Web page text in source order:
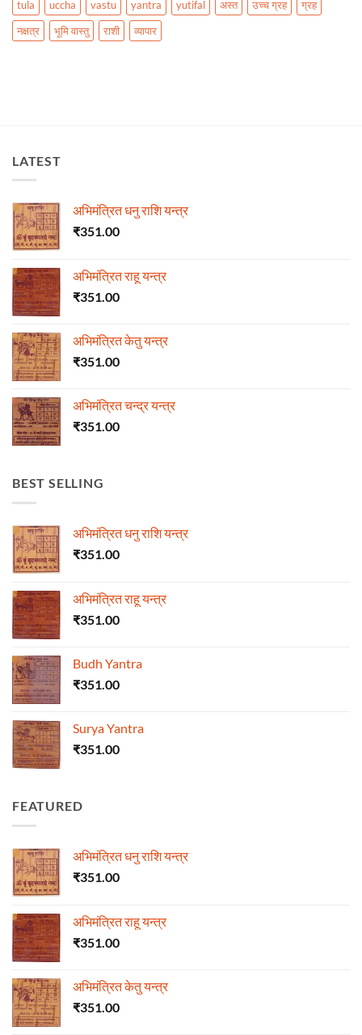
tula uccha vastu yantra yutifal अस्त उच्च ग्रह
ग्रह
नक्षत्र
भूमि वास्तु राशी व्यापार
LATEST
अभिमंत्रित धनु राशि यन्त्र
₹351.00
अभिमंत्रित राहू यन्त्र
₹351.00
अभिमंत्रित केतु यन्त्र
₹351.00
अभिमंत्रित चन्द्र यन्त्र
₹351.00
BEST SELLING
अभिमंत्रित धनु राशि यन्त्र
₹351.00
अभिमंत्रित राहू यन्त्र
₹351.00
Budh Yantra
₹351.00
Surya Yantra
₹351.00
FEATURED
अभिमंत्रित धनु राशि यन्त्र
₹351.00
अभिमंत्रित राहू यन्त्र
₹351.00
अभिमंत्रित केतु यन्त्र
₹351.00